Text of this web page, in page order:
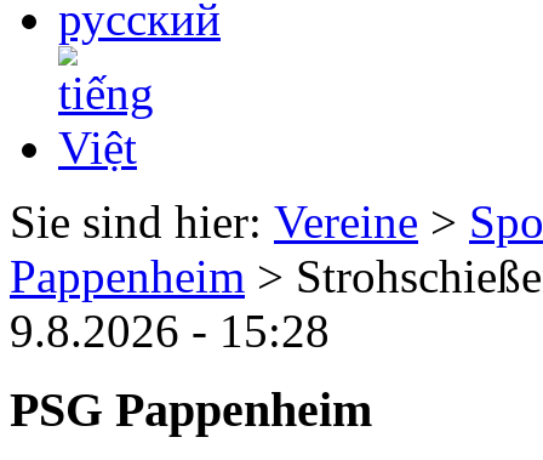
Sie sind hier: Vereine >
Pappenheim >
9.8.2026 - 15:28
PSG Pappenheim